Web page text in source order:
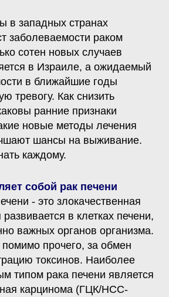
в западных странах
заболеваемости раком
сотен новых случаев
в Израиле, а ожидаемый
в ближайшие годы
тревогу. Как снизить
ранние признаки
новые методы лечения
шансы на выживание.
каждому.
- это злокачественная
в клетках печени,
важных органов организма.
помимо прочего, за обмен
токсинов. Наиболее
типом рака печени является
карцинома (ГЦК/HCC-